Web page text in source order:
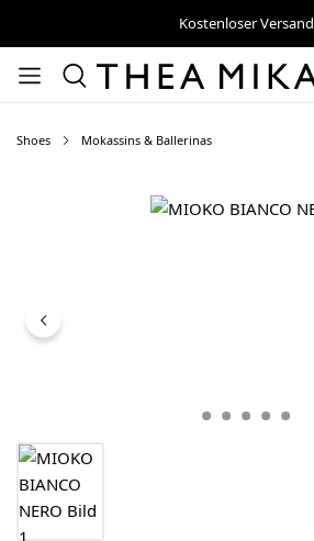
Kostenloser Versand
Shoes Mokassins & Ballerinas
Bildergalerie überspringen